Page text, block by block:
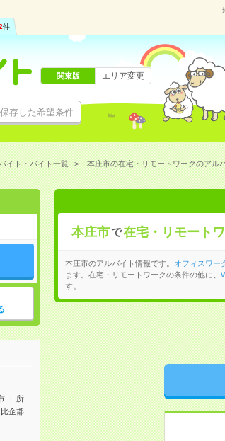
件
保存した希望条件
関東版 エリア変更
イト・バイト一覧 本庄市の在宅・リモートワークのアル
所
比企郡
本庄市で在宅・リモート
本庄市のアルバイト情報です。 オフィスワー
ます。在宅・リモートワークの条件の他に、
す。